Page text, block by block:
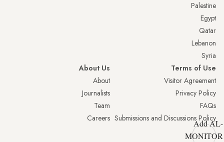
Palestine
Egypt
Qatar
Lebanon
Syria
Terms of Use
Visitor Agreement
Privacy Policy
FAQs
Submissions and Discussions Policy
About Us
About
Journalists
Team
Careers
Add AL-
MONITOR